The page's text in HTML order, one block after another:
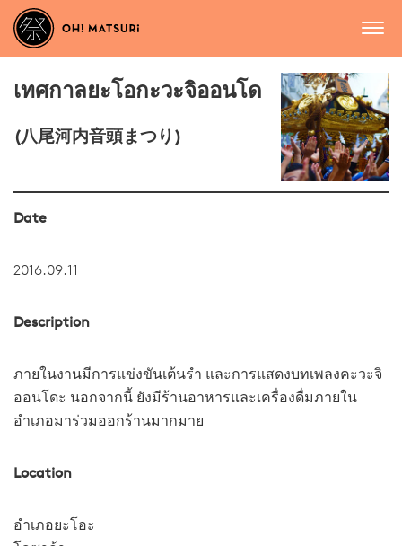
เทศกาลยะโอกะวะจิออนโด
(八尾河内音頭まつり)
Date
2016.09.11
Description
ภายในงานมีการแข่งขันเต้นรำ และการแสดงบทเพลงคะวะจิ
ออนโดะ นอกจากนี้ ยังมีร้านอาหารและเครื่องดื่มภายใน
อำเภอมาร่วมออกร้านมากมาย
Location
อำเภอยะโอะ